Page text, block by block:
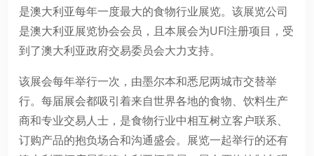
是澳大利亚每年一度最大的食物行业展览。该展览公司
是澳大利亚展览协会会员，且本展会为UFI注册项目，受
到了澳大利亚政府交易委员会大力支持。
该展会每年举行一次，由墨尔本和悉尼两城市交替举
行。每届展会都吸引着来自世界各地的食物、饮料生产
商和专业交易人士，是食物行业中相互树立客户联系、
订购产品的抱负场合和沟通盛会。展览一起举行的还有